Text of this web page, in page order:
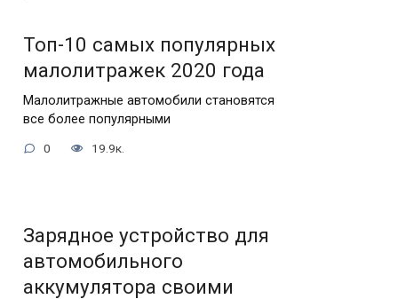
Топ-10 самых популярных
малолитражек 2020 года
Малолитражные автомобили становятся
все более популярными
0 19.9к.
Зарядное устройство для
автомобильного
аккумулятора своими